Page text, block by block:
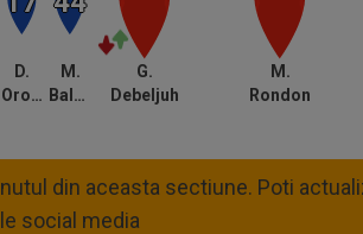
D.
Oroian
M.
Balasa
M.
Rondon
G.
Debeljuh
din aceasta sectiune. Poti
social media